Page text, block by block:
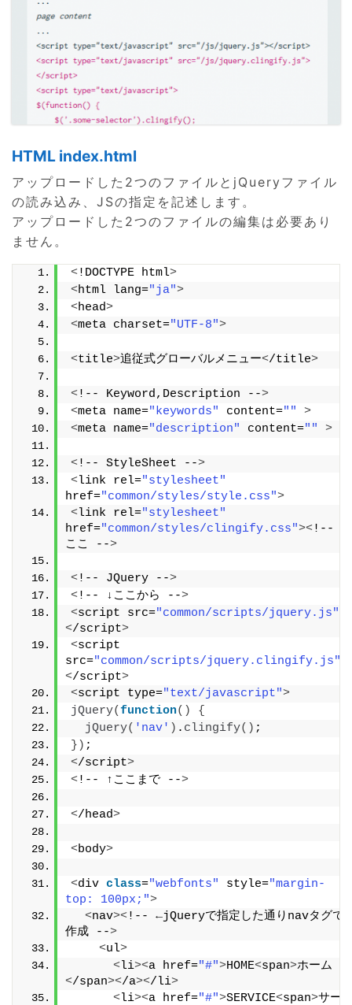
HTML index.html
アップロードした2つのファイルとjQueryファイル
の読み込み、JSの指定を記述します。
アップロードした2つのファイルの編集は必要あり
ません。
<!DOCTYPE html>
<html lang="ja">
<head>
<meta charset="UTF-8">
<title>追従式グローバルメニュー</title>
<!-- Keyword,Description -->
<meta name="keywords" content=""
>
<meta name="description" content="" >
<!-- StyleSheet -->
<link rel="stylesheet"
href="common/styles/style.css">
<link rel="stylesheet"
href="common/styles/clingify.css"><!-- ←
ここ -->
<!-- JQuery -->
<!-- ↓ここから -->
<script src="common/scripts/jquery.js"
</script>
<script
src="common/scripts/jquery.clingify.js"
</script>
<script type="text/javascript">
jQuery(function()
{
jQuery( 'nav' ) . clingify() ;
}) ;
</script>
<!-- ↑ここまで -->
</head>
<body>
<div class="webfonts" style="margin-
top: 100px;">
<nav><!-- ←jQueryで指定した通りnavタグで
作成 -->
<ul>
<li><a href="#">HOME<span>ホーム
</span></a></li>
<li><a href="#">SERVICE<span>サー